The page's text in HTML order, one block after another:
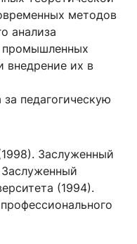
методов
анализа
промышленных
внедрение их в
педагогическую
Заслуженный
(1994).